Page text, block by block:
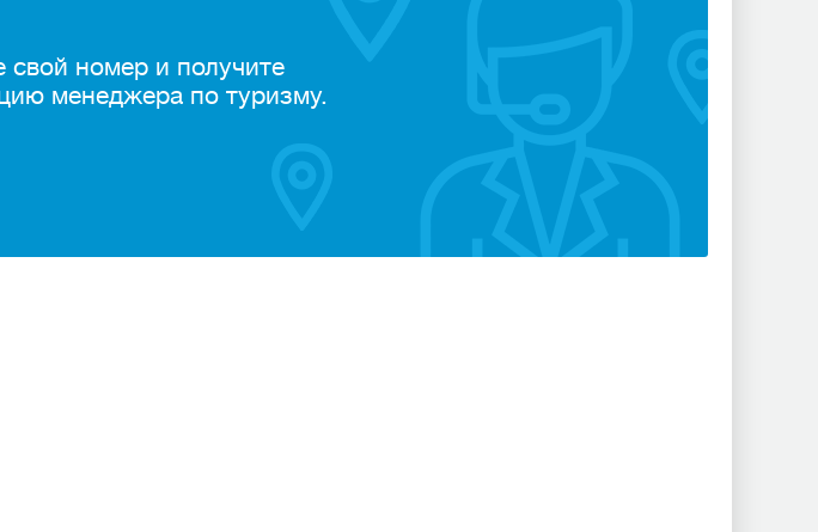
номер и получите
менеджера по туризму.